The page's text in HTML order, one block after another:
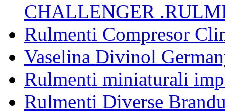
CHALLENGER
Rulmenti Compresor
Vaselina Divinol
Rulmenti miniaturali
Rulmenti Diverse